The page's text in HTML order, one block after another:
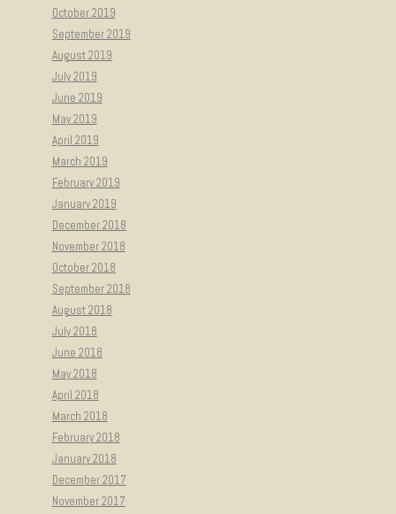
October 2019
September 2019
August 2019
July 2019
June 2019
May 2019
April 2019
March 2019
February 2019
January 2019
December 2018
November 2018
October 2018
September 2018
August 2018
July 2018
June 2018
May 2018
April 2018
March 2018
February 2018
January 2018
December 2017
November 2017